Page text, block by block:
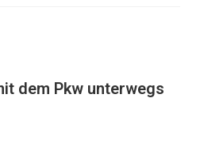
dem Pkw unterwegs